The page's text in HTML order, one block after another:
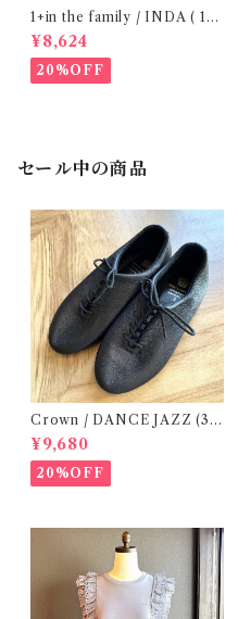
1+in the family / INDA ( 12-
48m )
¥8,624
20%OFF
セール中の商品
Crown / DANCE JAZZ (3:2
2cm / 6:24-24,5 ) Black
¥9,680
20%OFF